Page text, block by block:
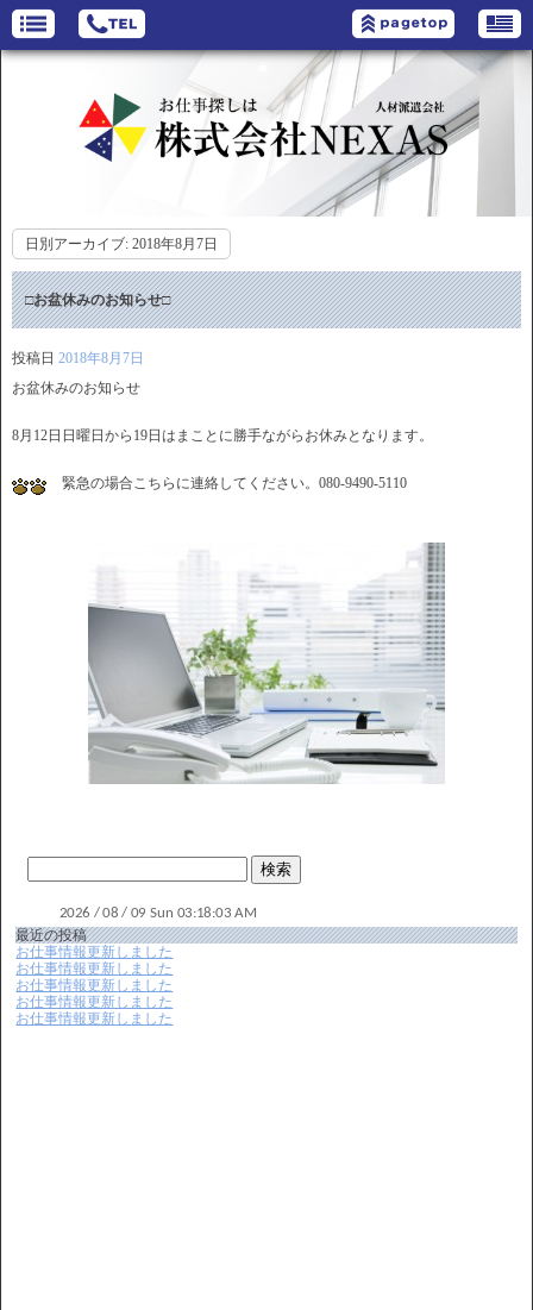
日別アーカイブ: 2018年8月7日
□お盆休みのお知らせ□
投稿日 2018年8月7日
お盆休みのお知らせ
8月12日日曜日から19日はまことに勝手ながらお休みとなります。
緊急の場合こちらに連絡してください。080-9490-5110
最近の投稿
お仕事情報更新しました
お仕事情報更新しました
お仕事情報更新しました
お仕事情報更新しました
お仕事情報更新しました